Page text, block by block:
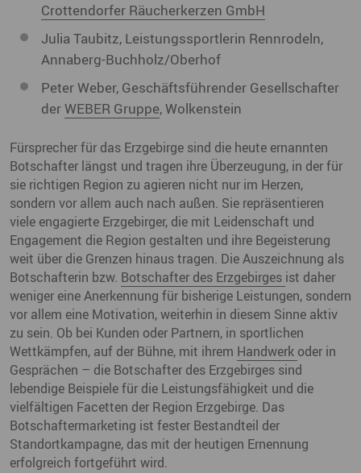
Crottendorfer Räucherkerzen GmbH
Julia Taubitz, Leistungssportlerin Rennrodeln,
Annaberg-Buchholz/Oberhof
Peter Weber, Geschäftsführender Gesellschafter
derWEBER Gruppe, Wolkenstein
Fürsprecher für das Erzgebirge sind die heute ernannten
Botschafter längst und tragen ihre Überzeugung, in der für
sie richtigen Region zu agieren nicht nur im Herzen,
sondern vor allem auch nach außen. Sie repräsentieren
viele engagierte Erzgebirger, die mit Leidenschaft und
Engagement die Region gestalten und ihre Begeisterung
weit über die Grenzen hinaus tragen. Die Auszeichnung als
Botschafterin bzw. Botschafter des Erzgebirges ist daher
weniger eine Anerkennung für bisherige Leistungen, sondern
vor allem eine Motivation, weiterhin in diesem Sinne aktiv
zu sein. Ob bei Kunden oder Partnern, in sportlichen
Wettkämpfen, auf der Bühne, mit ihrem Handwerk oder in
Gesprächen – die Botschafter des Erzgebirges sind
lebendige Beispiele für die Leistungsfähigkeit und die
vielfältigen Facetten der Region Erzgebirge. Das
Botschaftermarketing ist fester Bestandteil der
Standortkampagne, das mit der heutigen Ernennung
erfolgreich fortgeführt wird.